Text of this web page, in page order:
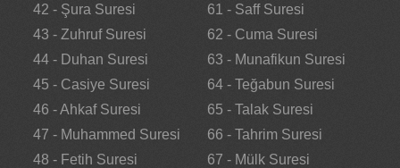
42 - Şura Suresi
43 - Zuhruf Suresi
44 - Duhan Suresi
45 - Casiye Suresi
46 - Ahkaf Suresi
47 - Muhammed Suresi
48 - Fetih Suresi
61 - Saff Suresi
62 - Cuma Suresi
63 - Munafikun Suresi
64 - Teğabun Suresi
65 - Talak Suresi
66 - Tahrim Suresi
67 - Mülk Suresi